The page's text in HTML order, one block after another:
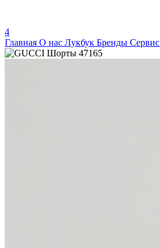
4
Главная О нас Лукбук Бренды Сервис